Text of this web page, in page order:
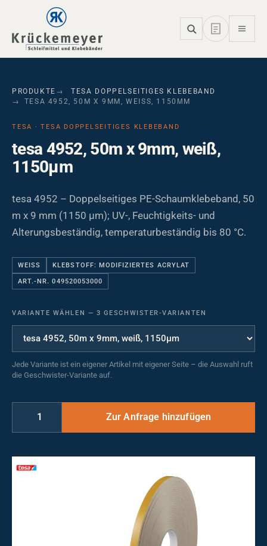
Skip to main navigation
Skip to main content
Skip to page footer
PRODUKTE
TESA DOPPELSEITIGES KLEBEBAND
TESA 4952, 50M X 9MM, WEISS, 1150ΜM
TESA · TESA DOPPELSEITIGES KLEBEBAND
tesa 4952, 50m x 9mm, weiß,
1150µm
tesa 4952 – Doppelseitiges PE-Schaumklebeband, 50
m x 9 mm (1150 µm); UV-, Feuchtigkeits- und
Alterungsbeständig, temperaturbeständig bis 80 °C.
WEISS KLEBSTOFF: MODIFIZIERTES ACRYLAT
ART.-NR. 049520053000
VARIANTE WÄHLEN — 3 GESCHWISTER-VARIANTEN
Jede Variante ist ein eigener Artikel mit eigener Seite – die Auswahl ruft
die Geschwister-Variante auf.